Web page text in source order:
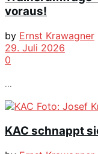
voraus!
by Ernst Krawagner
29. Juli 2026
0
...
KAC schnappt